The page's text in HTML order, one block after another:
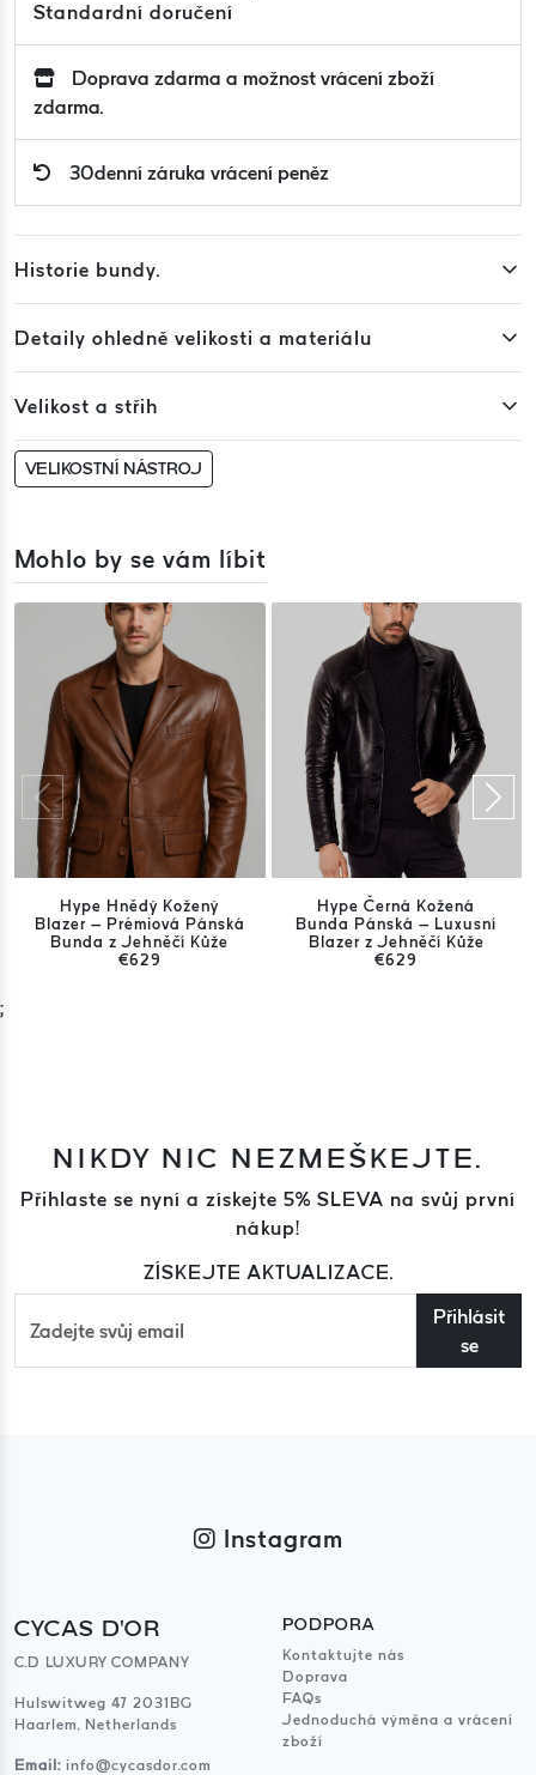
Standardní doručení
Doprava zdarma a možnost vrácení zboží
zdarma.
30denní záruka vrácení peněz
Historie bundy.
Detaily ohledně velikosti a materiálu
Velikost a střih
VELIKOSTNÍ NÁSTROJ
Mohlo by se vám líbit
Hype Hnědý Kožený
Blazer – Prémiová Pánská
Bunda z Jehněčí Kůže
€629
Hype Černá Kožená
Bunda Pánská – Luxusní
Blazer z Jehněčí Kůže
€629
;
NIKDY NIC NEZMEŠKEJTE.
Přihlaste se nyní a získejte 5% SLEVA na svůj první
nákup!
ZÍSKEJTE AKTUALIZACE.
Přihlásit
se
Instagram
CYCAS D'OR
C.D LUXURY COMPANY
Hulswitweg 47 2031BG
Haarlem, Netherlands
Email: info@cycasdor.com
PODPORA
Kontaktujte nás
Doprava
FAQs
Jednoduchá výměna a vrácení
zboží